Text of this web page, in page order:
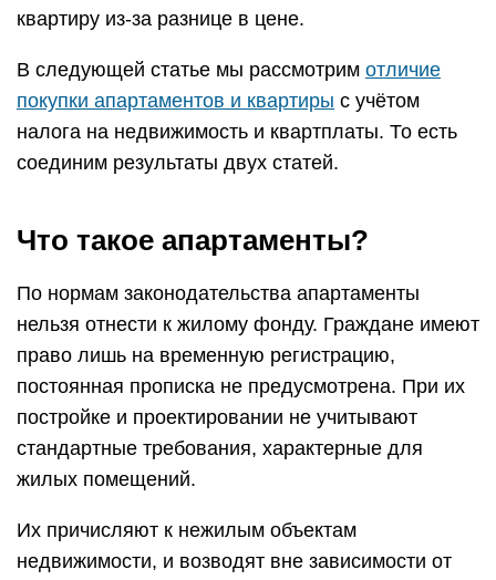
квартиру из-за разнице в цене.
В следующей статье мы рассмотрим отличие
покупки апартаментов и квартиры с учётом
налога на недвижимость и квартплаты. То есть
соединим результаты двух статей.
Что такое апартаменты?
По нормам законодательства апартаменты
нельзя отнести к жилому фонду. Граждане имеют
право лишь на временную регистрацию,
постоянная прописка не предусмотрена. При их
постройке и проектировании не учитывают
стандартные требования, характерные для
жилых помещений.
Их причисляют к нежилым объектам
недвижимости, и возводят вне зависимости от